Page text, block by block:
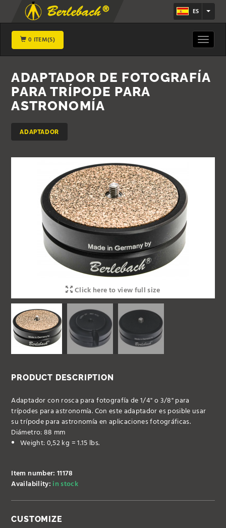
ES
0 ITEM(S)
Toggle
ADAPTADOR DE FOTOGRAFÍA
PARA TRÍPODE PARA
ASTRONOMÍA
ADAPTADOR
Click here to view full size
PRODUCT DESCRIPTION
Adaptador con rosca para fotografía de 1/4" o 3/8" para
trípodes para astronomía. Con este adaptador es posible usar
su trípode para astronomía en aplicaciones fotográficas.
Diámetro: 88 mm
Weight: 0,52 kg = 1.15 lbs.
Item number: 11178
Availability: in stock
CUSTOMIZE